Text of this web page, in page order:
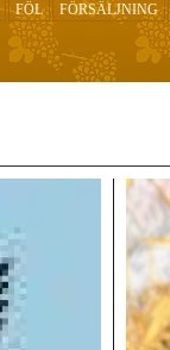
FÖL
FÖRSÄLJNING